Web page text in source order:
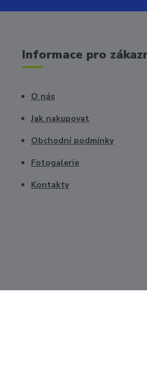
Informace pro
O nás
Jak nakupovat
Obchodní podmínky
Fotogalerie
Kontakty